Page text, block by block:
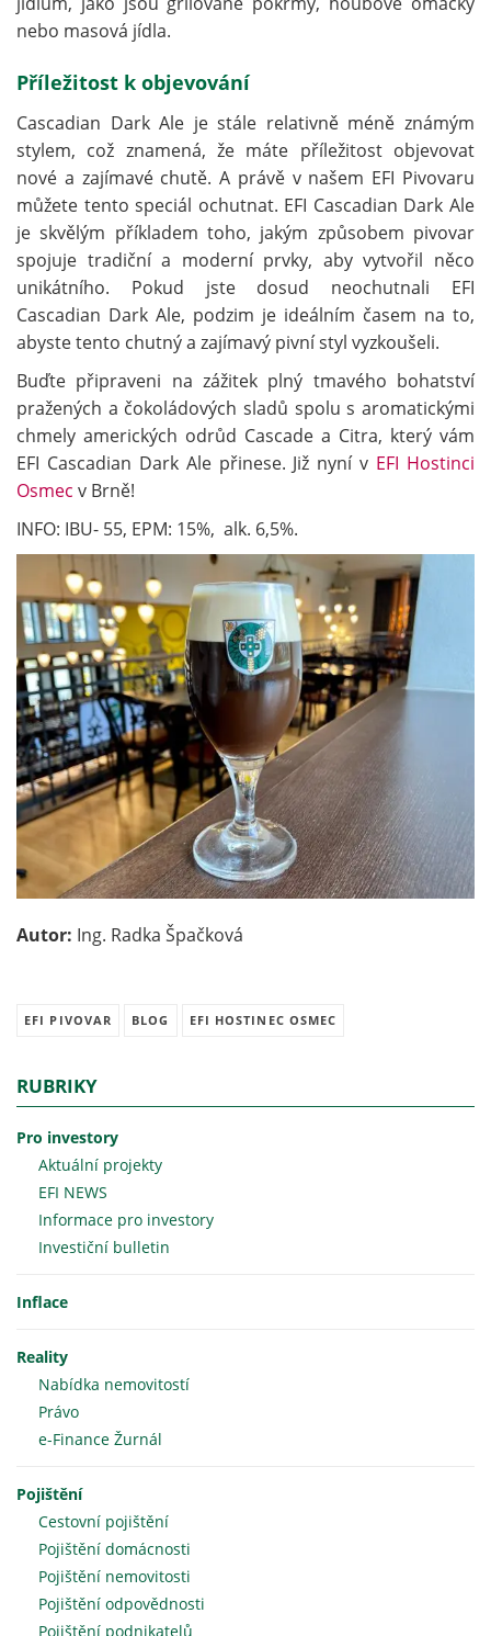
nebo masová jídla.
Příležitost k objevování
Cascadian Dark Ale je stále relativně méně známým
stylem, což znamená, že máte příležitost objevovat
nové a zajímavé chutě. A právě v našem EFI Pivovaru
můžete tento speciál ochutnat. EFI Cascadian Dark Ale
je skvělým příkladem toho, jakým způsobem pivovar
spojuje tradiční a moderní prvky, aby vytvořil něco
unikátního. Pokud jste dosud neochutnali EFI
Cascadian Dark Ale, podzim je ideálním časem na to,
abyste tento chutný a zajímavý pivní styl vyzkoušeli.
Buďte připraveni na zážitek plný tmavého bohatství
pražených a čokoládových sladů spolu s aromatickými
chmely amerických odrůd Cascade a Citra, který vám
EFI Cascadian Dark Ale přinese. Již nyní v EFI Hostinci
Osmec v Brně!
INFO: IBU- 55, EPM: 15%, alk. 6,5%.
Autor: Ing. Radka Špačková
EFI PIVOVAR BLOG EFI HOSTINEC OSMEC
RUBRIKY
Pro investory
Aktuální projekty
EFI NEWS
Informace pro investory
Investiční bulletin
Inflace
Reality
Nabídka nemovitostí
Právo
e-Finance Žurnál
Pojištění
Cestovní pojištění
Pojištění domácnosti
Pojištění nemovitosti
Pojištění odpovědnosti
Pojištění podnikatelů